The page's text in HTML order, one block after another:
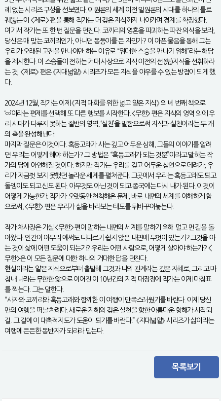
례 없는 시리즈 구성을 선보였다. 이원론의 세계 이전 일원론의 시대를 하나의 틀로
꿰뚫는 이 <제로> 편을 통해 작가는 더 깊은 지식까지 나아가며 경계를 확장했다.
여기서 작가는 또 한 번 질문을 던진다. 코끼리의 영혼을 파괴하는 파잔 의식을 보라,
당신은 매 맞는 코끼리인가, 아니면 몽둥이를 든 자인가? 이 아픈 물음을 통해 그는
우리가 오래된 고전을 만나야만 하는 이유로 “위대한 스승을 만나기 위해”라는 해답
을 제시한다. 이 스승들이 전하는 거대 사상으로 지식 이전의 선(先)지식을 선취하라
는 것. <제로> 편은 《지대넓얕》 시리즈가 모든 지식을 아우를 수 있는 방점이 되게 했
다.
2024년 12월, 작가는 이제 《지적 대화를 위한 넓고 얕은 지식》 의 네 번째 책으로
‘∞’이라는 편제를 선택해 또 다른 행보를 시작한다. <무한> 편은 지식의 영역 외에 우
리 시대가 다루지 못하는 절반의 영역, ‘실천’을 말함으로써 지식과 실천이라는 두 개
의 축을 완성해낸다.
마지막 질문은 이것이다. 혹등고래가 사는 깊고 어두운 심해, 그들의 이야기를 알려
면 우리는 어떻게 해야 하는가? 그 방법은 “혹등고래가 되는 것뿐”이라고 말하는 작
가의 답에 아연해질 것이다. 하지만 작가는 우리를 깊고 어두운 심연으로 데려가, 우
리가 지금껏 보지 못했던 놀라운 세계를 펼쳐준다. 그곳에서 우리는 혹등고래도 되고
돌멩이도 되고 신도 된다. 아무것도 아닌 것이 되고 종국에는 다시 내가 된다. 이것이
어떻게 가능한가. 작가가 오랫동안 천착해온 문제, 바로 내면의 세계를 이해하게 함
으로써, <무한> 편은 우리가 삶을 바라보는 태도를 뒤바꾸어놓는다.
작가 채사장은 기실 <무한> 편이 말하는 내면의 세계를 말하기 위해 멀고 먼 길을 돌
아왔다. 인간이 아무리 애써도 다다르기 쉽지 않은 내면에 무엇이 있는가? 그것을 아
는 것이 삶에 어떤 도움이 되는가? 우리는 어떤 사람으로, 어떻게 살아야 하는가? <
무한>은 이 모든 질문에 대한 하나의 거대한 답을 던진다.
현실이라는 얕은 지식으로부터 출발해 그것과 나의 관계라는 깊은 지혜로, 그리고 마
침내 나라는 무한한 앎으로 이어진 이 10년간의 지적 대장정에 작가는 이제 마침표
를 찍는다. 그는 말한다.
“사자와 코끼리와 혹등고래와 함께한 이 여행이 만족스러웠기를 바란다. 이제 당신
만의 여행을 떠날 차례다. 새로운 지혜와 깊은 실천을 향한 아름다운 항해가 시작되
길. 그 길에 이 대축적지도가 도움이 되기를 바란다.” 《지대넓얕》 시리즈가 삶이라는
여행에 든든한 동반자가 되리라 믿는다.
목록보기